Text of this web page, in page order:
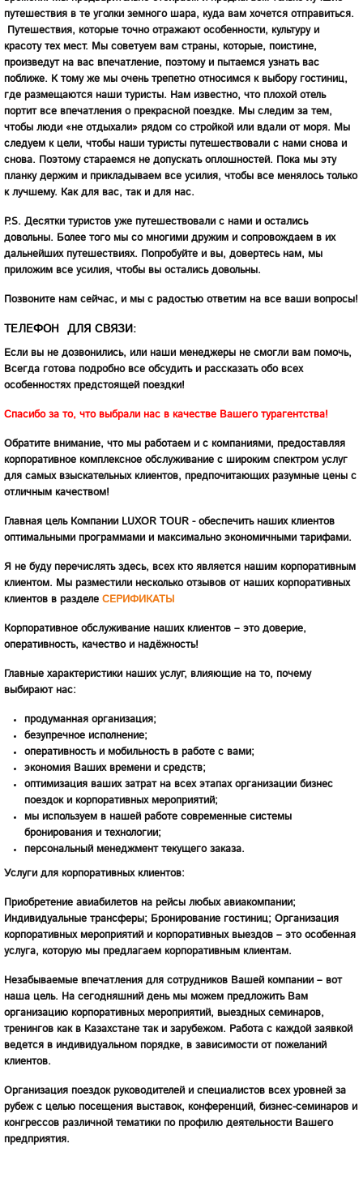
путешествия в те уголки земного шара, куда вам хочется отправиться.
Путешествия, которые точно отражают особенности, культуру и
красоту тех мест. Мы советуем вам страны, которые, поистине,
произведут на вас впечатление, поэтому и пытаемся узнать вас
поближе. К тому же мы очень трепетно относимся к выбору гостиниц,
где размещаются наши туристы. Нам известно, что плохой отель
портит все впечатления о прекрасной поездке. Мы следим за тем,
чтобы люди «не отдыхали» рядом со стройкой или вдали от моря. Мы
следуем к цели, чтобы наши туристы путешествовали с нами снова и
снова. Поэтому стараемся не допускать оплошностей. Пока мы эту
планку держим и прикладываем все усилия, чтобы все менялось только
к лучшему. Как для вас, так и для нас.
P.S. Десятки туристов уже путешествовали с нами и остались
довольны. Более того мы со многими дружим и сопровождаем в их
дальнейших путешествиях. Попробуйте и вы, довертесь нам, мы
приложим все усилия, чтобы вы остались довольны.
Позвоните нам сейчас, и мы с радостью ответим на все ваши вопросы!
ТЕЛЕФОН ДЛЯ СВЯЗИ:
Если вы не дозвонились, или наши менеджеры не смогли вам помочь,
Всегда готова подробно все обсудить и рассказать обо всех
особенностях предстоящей поездки!
Спасибо за то, что выбрали нас в качестве Вашего турагентства!
Обратите внимание, что мы работаем и с компаниями, предоставляя
корпоративное комплексное обслуживание с широким спектром услуг
для самых взыскательных клиентов, предпочитающих разумные цены с
отличным качеством!
Главная цель Компании LUXOR TOUR - обеспечить наших клиентов
оптимальными программами и максимально экономичными тарифами.
Я не буду перечислять здесь, всех кто является нашим корпоративным
клиентом. Мы разместили несколько отзывов от наших корпоративных
клиентов в разделе СЕРИФИКАТЫ
Корпоративное обслуживание наших клиентов – это доверие,
оперативность, качество и надёжность!
Главные характеристики наших услуг, влияющие на то, почему
выбирают нас:
продуманная организация;
безупречное исполнение;
оперативность и мобильность в работе с вами;
экономия Ваших времени и средств;
оптимизация ваших затрат на всех этапах организации бизнес
поездок и корпоративных мероприятий;
мы используем в нашей работе современные системы
бронирования и технологии;
персональный менеджмент текущего заказа.
Услуги для корпоративных клиентов:
Приобретение авиабилетов на рейсы любых авиакомпании;
Индивидуальные трансферы; Бронирование гостиниц; Организация
корпоративных мероприятий и корпоративных выездов – это особенная
услуга, которую мы предлагаем корпоративным клиентам.
Незабываемые впечатления для сотрудников Вашей компании – вот
наша цель. На сегодняшний день мы можем предложить Вам
организацию корпоративных мероприятий, выездных семинаров,
тренингов как в Казахстане так и зарубежом. Работа с каждой заявкой
ведется в индивидуальном порядке, в зависимости от пожеланий
клиентов.
Организация поездок руководителей и специалистов всех уровней за
рубеж с целью посещения выставок, конференций, бизнес-семинаров и
конгрессов различной тематики по профилю деятельности Вашего
предприятия.